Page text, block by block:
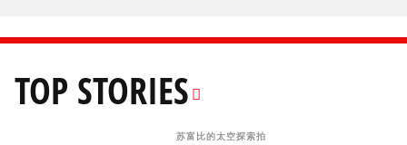
TOP STORIES
苏富比的太空探索拍